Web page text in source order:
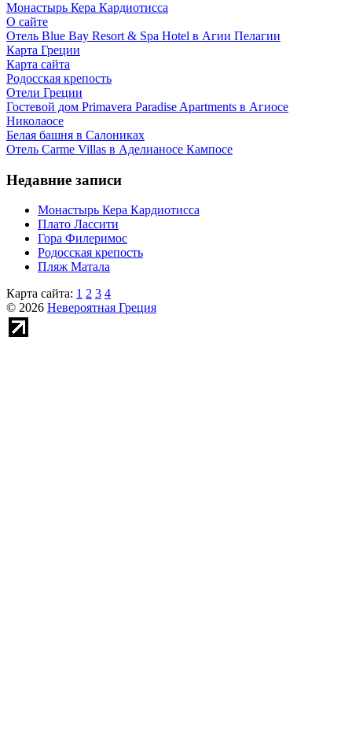
Монастырь Кера Кардиотисса
О сайте
Отель Blue Bay Resort & Spa Hotel в Агии Пелагии
Карта Греции
Карта сайта
Родосская крепость
Отели Греции
Гостевой дом Primavera Paradise Apartments в Агиосе
Николаосе
Белая башня в Салониках
Отель Carme Villas в Аделианосе Кампосе
Недавние записи
Монастырь Кера Кардиотисса
Плато Лассити
Гора Филеримос
Родосская крепость
Пляж Матала
Карта сайта: 1 2 3 4
© 2026 Невероятная Греция